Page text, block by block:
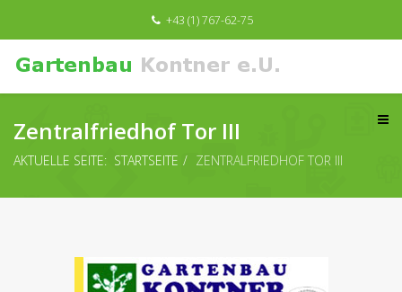
+43 (1) 767-62-75
Zentralfriedhof Tor III
AKTUELLE SEITE: STARTSEITE ZENTRALFRIEDHOF TOR III